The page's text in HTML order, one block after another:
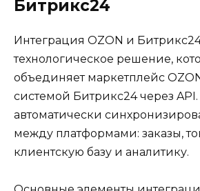
Битрикс24
Интеграция OZON и
технологическое решение,
объединяет маркетплейс
системой Битрикс24 через API.
автоматически
между платформами: заказы,
клиентскую базу и аналитику.